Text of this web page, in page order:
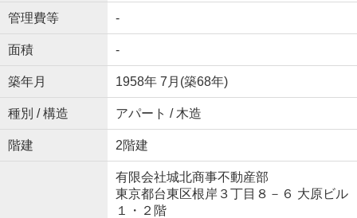
管理費等 -
面積 -
築年月 1958年 7月(築68年)
種別 / 構造 アパート / 木造
階建 2階建
有限会社城北商事不動産部
東京都台東区根岸３丁目８－６ 大原ビル
１・２階